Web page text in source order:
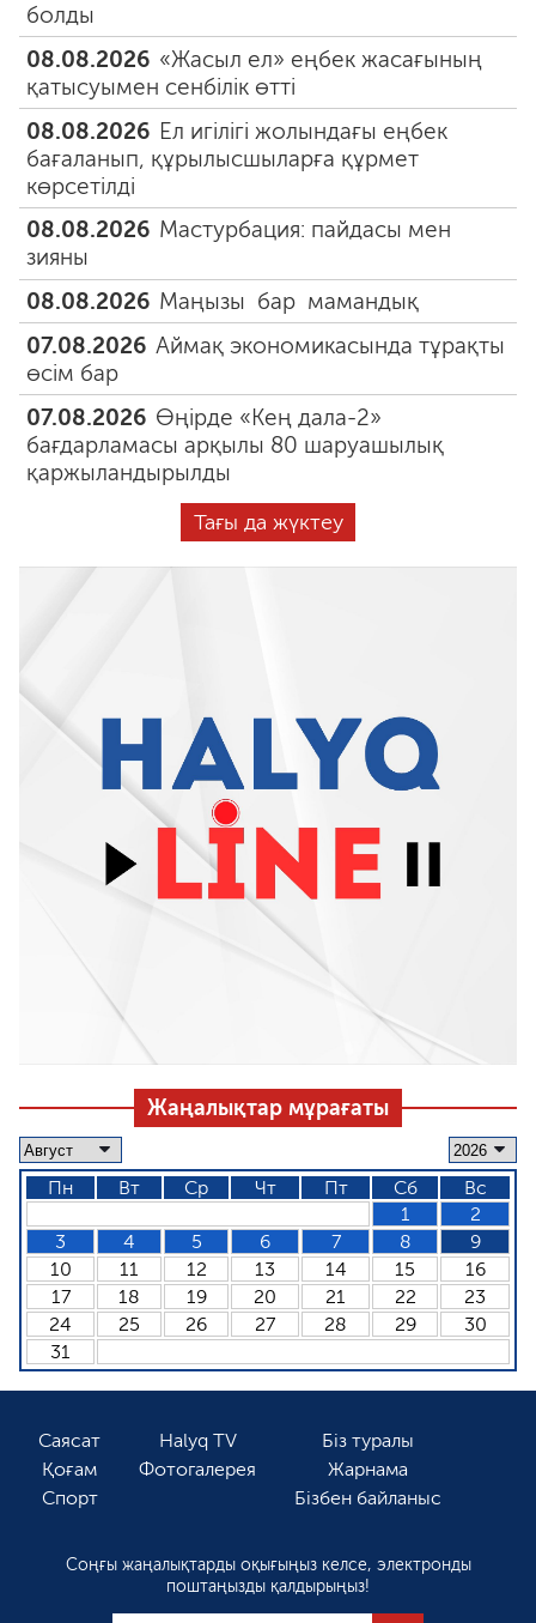
болды
08.08.2026 «Жасыл ел» еңбек жасағының
қатысуымен сенбілік өтті
08.08.2026 Ел игілігі жолындағы еңбек
бағаланып, құрылысшыларға құрмет
көрсетілді
08.08.2026 Мастурбация: пайдасы мен
зияны
08.08.2026 Маңызы бар мамандық
07.08.2026 Аймақ экономикасында тұрақты
өсім бар
07.08.2026 Өңірде «Кең дала-2»
бағдарламасы арқылы 80 шаруашылық
қаржыландырылды
Тағы да жүктеу
Жаңалықтар мұрағаты
Пн Вт Ср Чт Пт Сб
Вс
1
2
3
4 5 6 7 8
9
10
11 12 13 14 15
16
17
18 19 20 21 22
23
24
25 26 27 28 29
30
31
Саясат
Қоғам
Спорт
Halyq TV
Фотогалерея
Біз туралы
Жарнама
Бізбен байланыс
Соңғы жаңалықтарды оқығыңыз келсе, электронды
поштаңызды қалдырыңыз!